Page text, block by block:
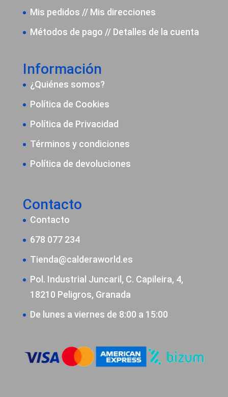
Mis pedidos // Mis direcciones
Métodos de pago // Detalles de la cuenta
Información
¿Quiénes somos?
Política de Cookies
Política de Privacidad
Términos y condiciones
Política de devoluciones
Contacto
Contacto
678 077 234
Tienda@calderaworld.es
Pol. Industrial Juncaril, C. Capileira, 4,
18210 Peligros, Granada
De lunes a viernes de 8:00 a 15:00